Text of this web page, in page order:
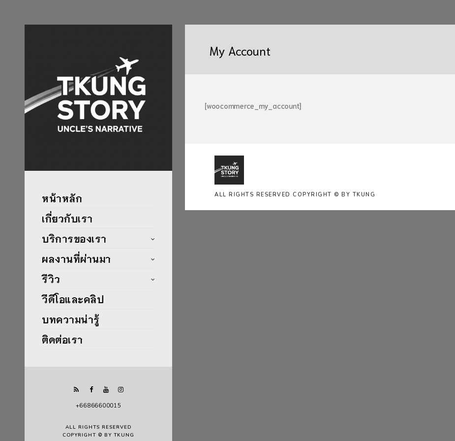
หน้าหลัก
เกี่ยวกับเรา
บริการของเรา
ผลงานที่ผ่านมา
รีวิว
วีดีโอและคลิป
บทความน่ารู้
ติดต่อเรา
+66866600015
ALL RIGHTS RESERVED
COPYRIGHT © BY TKUNG
My Account
[woocommerce_my_account]
ALL RIGHTS RESERVED COPYRIGHT © BY TKUNG